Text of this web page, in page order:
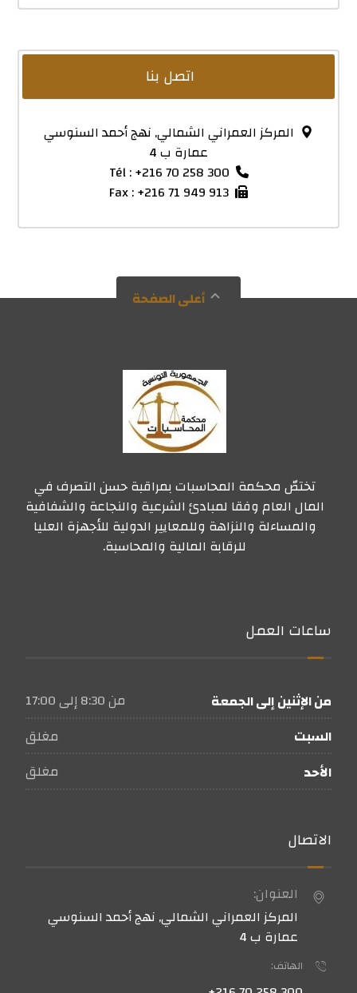
اتصل بنا
المركز العمراني الشمالي, نهج أحمد السنوسي
عمارة ب 4
Tél : +216 70 258 300
Fax : +216 71 949 913
أعلى الصفحة
تختصّ محكمة المحاسبات بمراقبة حسن التصرف في
المال العام وفقا لمبادئ الشرعية والنجاعة والشفافية
والمساءلة والنزاهة وللمعايير الدولية للأجهزة العليا
للرقابة المالية والمحاسبة.
ساعات العمل
من الإثنين إلى الجمعة
من 8:30 إلى 17:00
السبت
مغلق
الأحد
مغلق
الاتصال
العنوان:
المركز العمراني الشمالي, نهج أحمد السنوسي
عمارة ب 4
الهاتف: